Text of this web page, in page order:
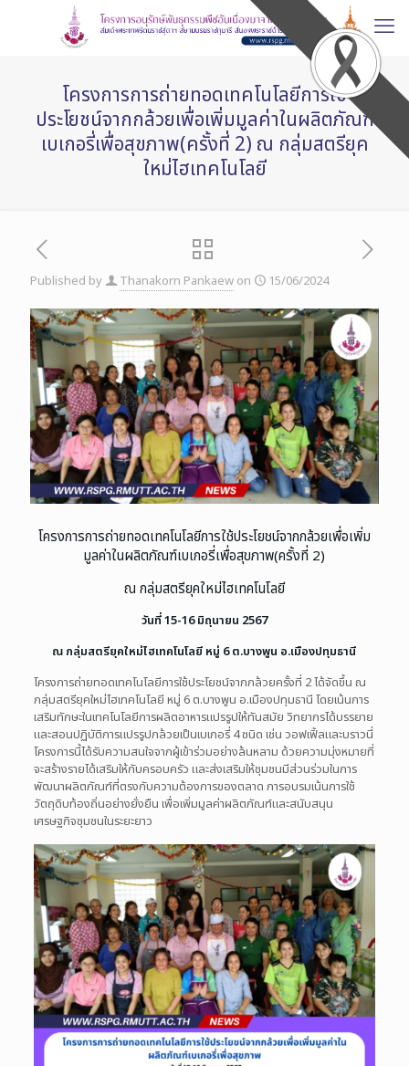
โครงการการถ่ายทอดเทคโนโลยีการใช้
ประโยชน์จากกล้วยเพื่อเพิ่มมูลค่าในผลิตภัณฑ์
เบเกอรี่เพื่อสุขภาพ(ครั้งที่ 2) ณ กลุ่มสตรียุค
ใหม่ไฮเทคโนโลยี
Published by Thanakorn Pankaew on 15/06/2024
โครงการการถ่ายทอดเทคโนโลยีการใช้ประโยชน์จากกล้วยเพื่อเพิ่ม
มูลค่าในผลิตภัณฑ์เบเกอรี่เพื่อสุขภาพ(ครั้งที่ 2)
ณ กลุ่มสตรียุคใหม่ไฮเทคโนโลยี
วันที่ 15-16 มิถุนายน 2567
ณ กลุ่มสตรียุคใหม่ไฮเทคโนโลยี หมู่ 6 ต.บางพูน อ.เมืองปทุมธานี
โครงการถ่ายทอดเทคโนโลยีการใช้ประโยชน์จากกล้วยครั้งที่ 2 ได้จัดขึ้น ณ
กลุ่มสตรียุคใหม่ไฮเทคโนโลยี หมู่ 6 ต.บางพูน อ.เมืองปทุมธานี โดยเน้นการ
เสริมทักษะในเทคโนโลยีการผลิตอาหารแปรรูปให้ทันสมัย วิทยากรได้บรรยาย
และสอนปฏิบัติการแปรรูปกล้วยเป็นเบเกอรี่ 4 ชนิด เช่น วอฟเฟิ้ลและบราวนี่
โครงการนี้ได้รับความสนใจจากผู้เข้าร่วมอย่างล้นหลาม ด้วยความมุ่งหมายที่
จะสร้างรายได้เสริมให้กับครอบครัว และส่งเสริมให้ชุมชนมีส่วนร่วมในการ
พัฒนาผลิตภัณฑ์ที่ตรงกับความต้องการของตลาด การอบรมเน้นการใช้
วัตถุดิบท้องถิ่นอย่างยั่งยืน เพื่อเพิ่มมูลค่าผลิตภัณฑ์และสนับสนุน
เศรษฐกิจชุมชนในระยะยาว